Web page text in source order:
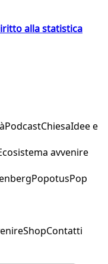
alla statistica
PodcastChiesaIdee e
avvenire
PopotusPop
ShopContatti